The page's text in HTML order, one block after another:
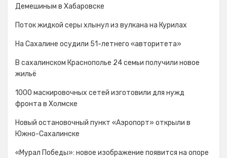
Демешиным в Хабаровске
Поток жидкой серы хлынул из вулкана на Курилах
На Сахалине осудили 51-летнего «авторитета»
В сахалинском Краснополье 24 семьи получили новое
жильё
1000 маскировочных сетей изготовили для нужд
фронта в Холмске
Новый остановочный пункт «Аэропорт» открыли в
Южно-Сахалинске
«Мурал Победы»: новое изображение появится на опоре